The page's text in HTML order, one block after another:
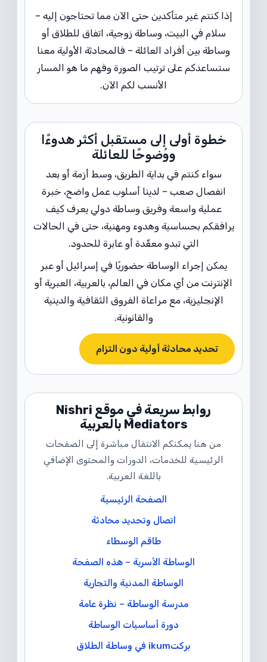
إذا كنتم غير متأكدين حتى الآن مما تحتاجون إليه –
سلام في البيت، وساطة زوجية، اتفاق للطلاق أو
وساطة بين أفراد العائلة – فالمحادثة الأولية معنا
ستساعدكم على ترتيب الصورة وفهم ما هو المسار
الأنسب لكم الآن.
خطوة أولى إلى مستقبل أكثر هدوءًا
ووُضوحًا للعائلة
سواء كنتم في بداية الطريق، وسط أزمة أو بعد
انفصال صعب – لدينا أسلوب عمل واضح، خبرة
عملية واسعة وفريق وساطة دولي يعرف كيف
يرافقكم بحساسية وهدوء ومهنية، حتى في الحالات
التي تبدو معقّدة أو عابرة للحدود.
يمكن إجراء الوساطة حضوريًا في إسرائيل أو عبر
الإنترنت من أي مكان في العالم، بالعربية، العبرية أو
الإنجليزية، مع مراعاة الفروق الثقافية والدينية
والقانونية.
تحديد محادثة أولية دون التزام
روابط سريعة في موقع Nishri
Mediators بالعربية
من هنا يمكنكم الانتقال مباشرة إلى الصفحات
الرئيسية للخدمات، الدورات والمحتوى الإضافي
باللغة العربية.
الصفحة الرئيسية
اتصال وتحديد محادثة
طاقم الوسطاء
الوساطة الأسرية – هذه الصفحة
الوساطة المدنية والتجارية
مدرسة الوساطة – نظرة عامة
دورة أساسيات الوساطة
بركتikum في وساطة الطلاق